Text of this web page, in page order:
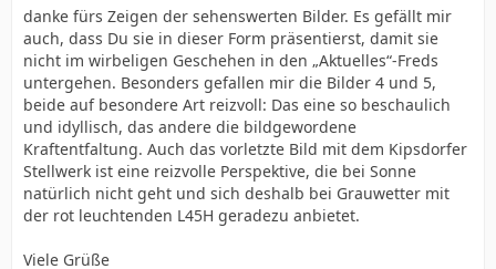
danke fürs Zeigen der sehenswerten Bilder. Es gefällt mir
auch, dass Du sie in dieser Form präsentierst, damit sie
nicht im wirbeligen Geschehen in den „Aktuelles“-Freds
untergehen. Besonders gefallen mir die Bilder 4 und 5,
beide auf besondere Art reizvoll: Das eine so beschaulich
und idyllisch, das andere die bildgewordene
Kraftentfaltung. Auch das vorletzte Bild mit dem Kipsdorfer
Stellwerk ist eine reizvolle Perspektive, die bei Sonne
natürlich nicht geht und sich deshalb bei Grauwetter mit
der rot leuchtenden L45H geradezu anbietet.
Viele Grüße